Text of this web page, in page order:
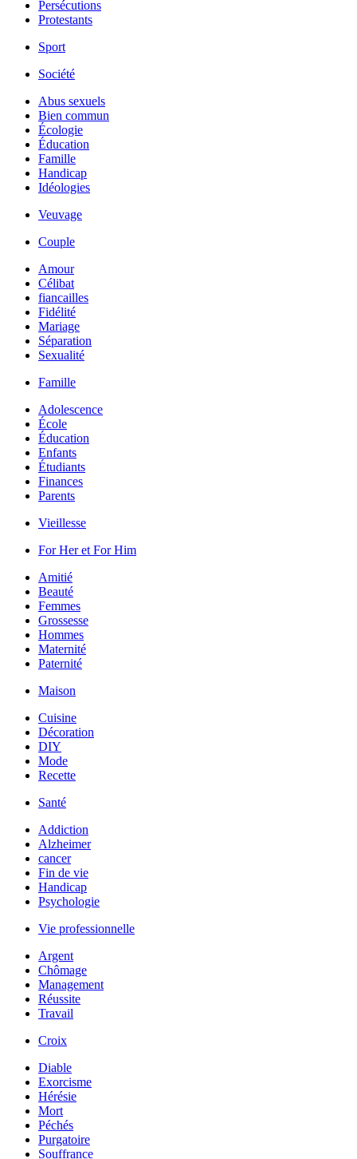
Persécutions
Protestants
Sport
Société
Abus sexuels
Bien commun
Écologie
Éducation
Famille
Handicap
Idéologies
Veuvage
Couple
Amour
Célibat
fiancailles
Fidélité
Mariage
Séparation
Sexualité
Famille
Adolescence
École
Éducation
Enfants
Étudiants
Finances
Parents
Vieillesse
For Her et For Him
Amitié
Beauté
Femmes
Grossesse
Hommes
Maternité
Paternité
Maison
Cuisine
Décoration
DIY
Mode
Recette
Santé
Addiction
Alzheimer
cancer
Fin de vie
Handicap
Psychologie
Vie professionnelle
Argent
Chômage
Management
Réussite
Travail
Croix
Diable
Exorcisme
Hérésie
Mort
Péchés
Purgatoire
Souffrance